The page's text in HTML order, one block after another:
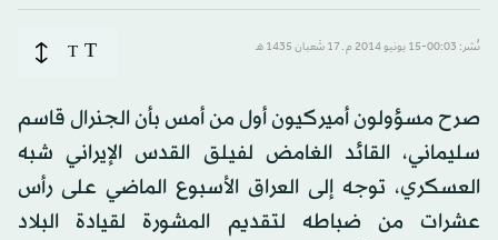
نُشر: 00:03-15 يونيو 2014 م ـ 17 شَعبان 1435 هـ T
T
صرح مسؤولون أميركيون أول من أمس بأن الجنرال قاسم
سليماني، القائد الغامض لفيلق القدس الإيراني شبه
العسكري، توجه إلى العراق الأسبوع الماضي على رأس
عشرات من ضباطه لتقديم المشورة لقيادة البلاد